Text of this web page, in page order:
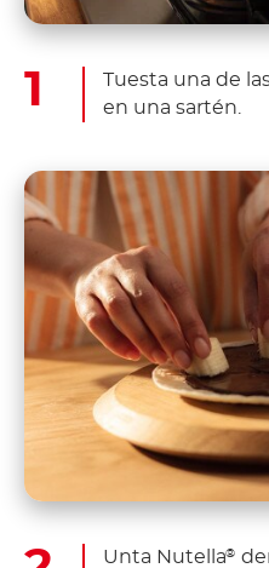
Tuesta una de
en una sartén.
Unta Nutella®